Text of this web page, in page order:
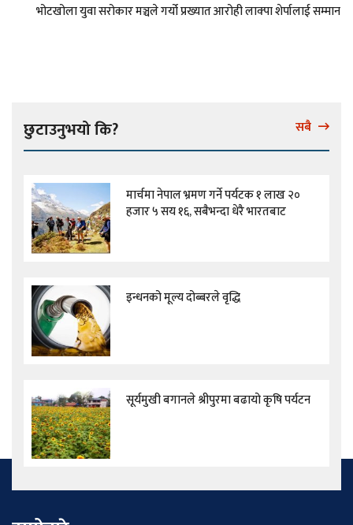
भोटखोला युवा सरोकार मञ्चले गर्यो प्रख्यात आरोही लाक्पा शेर्पालाई सम्मान
छुटाउनुभयो कि? सबै
मार्चमा नेपाल भ्रमण गर्ने पर्यटक १ लाख २०
हजार ५ सय १६, सबैभन्दा धेरै भारतबाट
इन्धनको मूल्य दोब्बरले वृद्धि
सूर्यमुखी बगानले श्रीपुरमा बढायो कृषि पर्यटन